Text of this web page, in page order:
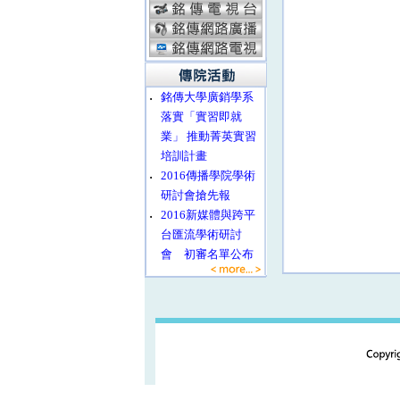
‧
銘傳大學廣銷學系
落實「實習即就
業」 推動菁英實習
培訓計畫
‧
2016傳播學院學術
研討會搶先報
‧
2016新媒體與跨平
台匯流學術研討
會 初審名單公布